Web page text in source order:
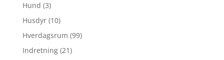
Hund (3)
Husdyr (10)
Hverdagsrum (99)
Indretning (21)